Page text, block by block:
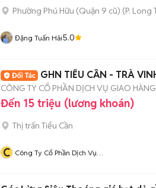
Phường Phú Hữu (Quận 9 cũ) (P. Long
Đặng Tuấn Hải5.0
GHN TIỂU CẦN - TRÀ
CÔNG TY CỔ PHẦN DỊCH VỤ GIAO
Đến 15 triệu (lương khoán)
Thị trấn Tiểu Cần
C Công Ty Cổ Phần Dịch Vụ